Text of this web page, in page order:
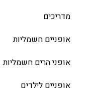
מדריכים
אופניים חשמליות
אופני הרים חשמליות
אופניים לילדים